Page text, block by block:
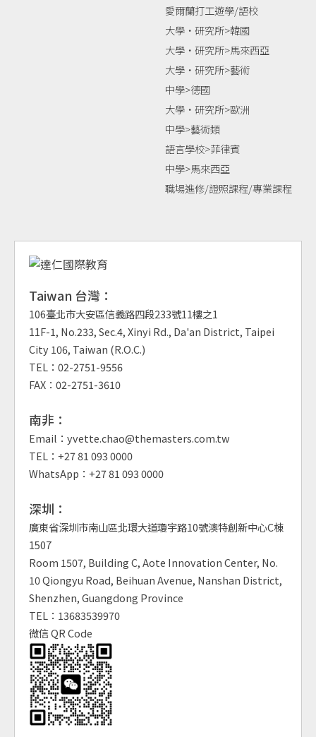
愛爾蘭打工遊學/語校
大學‧研究所>韓國
大學‧研究所>馬來西亞
大學‧研究所>藝術
中學>德國
大學‧研究所>歐洲
中學>藝術類
語言學校>菲律賓
中學>馬來西亞
職場進修/證照課程/專業課程
Taiwan 台灣：
106臺北市大安區信義路四段233號11樓之1
11F-1, No.233, Sec.4, Xinyi Rd., Da'an District, Taipei
City 106, Taiwan (R.O.C.)
TEL：02-2751-9556
FAX：02-2751-3610
南非：
Email：yvette.chao@themasters.com.tw
TEL：+27 81 093 0000
WhatsApp：+27 81 093 0000
深圳：
廣東省深圳市南山區北環大道瓊宇路10號澳特創新中心C棟
1507
Room 1507, Building C, Aote Innovation Center, No.
10 Qiongyu Road, Beihuan Avenue, Nanshan District,
Shenzhen, Guangdong Province
TEL：13683539970
微信 QR Code